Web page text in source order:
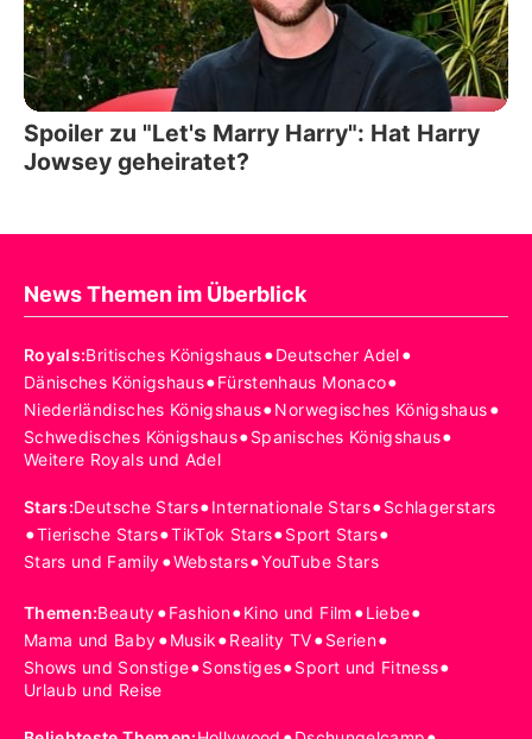
Spoiler zu "Let's Marry Harry": Hat Harry
Jowsey geheiratet?
News Themen im Überblick
Royals:Britisches Königshaus•Deutscher Adel•
Dänisches Königshaus•Fürstenhaus Monaco•
Niederländisches Königshaus•Norwegisches Königshaus•
Schwedisches Königshaus•Spanisches Königshaus•
Weitere Royals und Adel
Stars:Deutsche Stars•Internationale Stars•Schlagerstars
•Tierische Stars•TikTok Stars•Sport Stars•
Stars und Family•Webstars•YouTube Stars
Themen:Beauty•Fashion•Kino und Film •Liebe•
Mama und Baby•Musik•Reality TV•Serien•
Shows und Sonstige•Sonstiges•Sport und Fitness•
Urlaub und Reise